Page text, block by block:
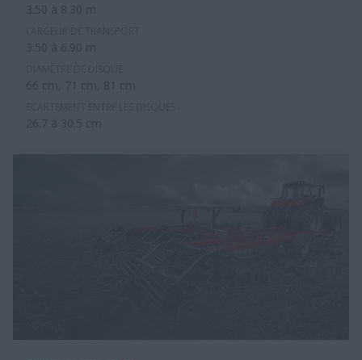
3.50 à 8.30 m
3.50 à 6.90 m
66 cm, 71 cm, 81 cm
26.7 à 30.5 cm